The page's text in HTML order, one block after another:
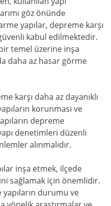
göz önünde
yapılar, depreme karşı
güvenli kabul edilmektedir.
temel üzerine inşa
daha az hasar görme
karşı daha az dayanıklı
korunması ve
depreme
denetimleri düzenli
alınmalıdır.
inşa etmek, ilçede
sağlamak için önemlidir.
durumu ve